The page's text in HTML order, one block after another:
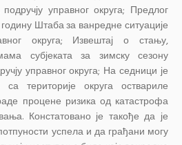
управног округа; Предлог
Штаба за ванредне ситуације
округа; Извештај о стању,
субјеката за зимску сезону
управног округа; На седници је
територије округа оствариле
процене ризика од катастрофа
Констатовано је такође да је
успела и да грађани могу